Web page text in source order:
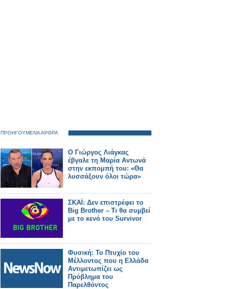
ΠΡΟΗΓΟΥΜΕΝΑ ΑΡΘΡΑ
Ο Γιώργος Λιάγκας
έβγαλε τη Μαρία Αντωνά
στην εκπομπή του: «Θα
λυσσάξουν όλοι τώρα»
ΣΚΑΪ: Δεν επιστρέφει το
Big Brother – Τι θα συμβεί
με το κενό του Survivor
Φυσική: Το Πτυχίο του
Μέλλοντος που η Ελλάδα
Αντιμετωπίζει ως
Πρόβλημα του
Παρελθόντος